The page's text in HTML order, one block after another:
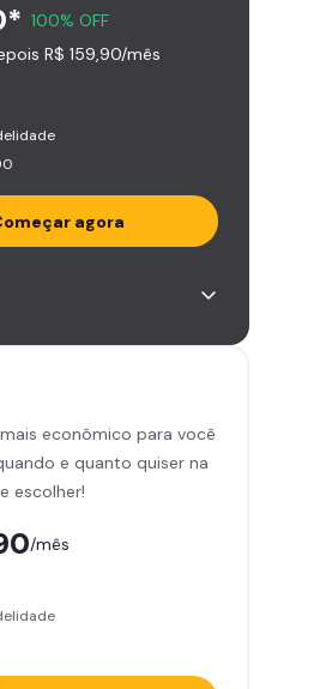
100% OFF
R$ 159,90/mês
agora
a +2.000
por mês para
massagem
(Audiobook)*
e aeróbicos
App
econômico para você
e quanto quiser na
escolher!
/mês